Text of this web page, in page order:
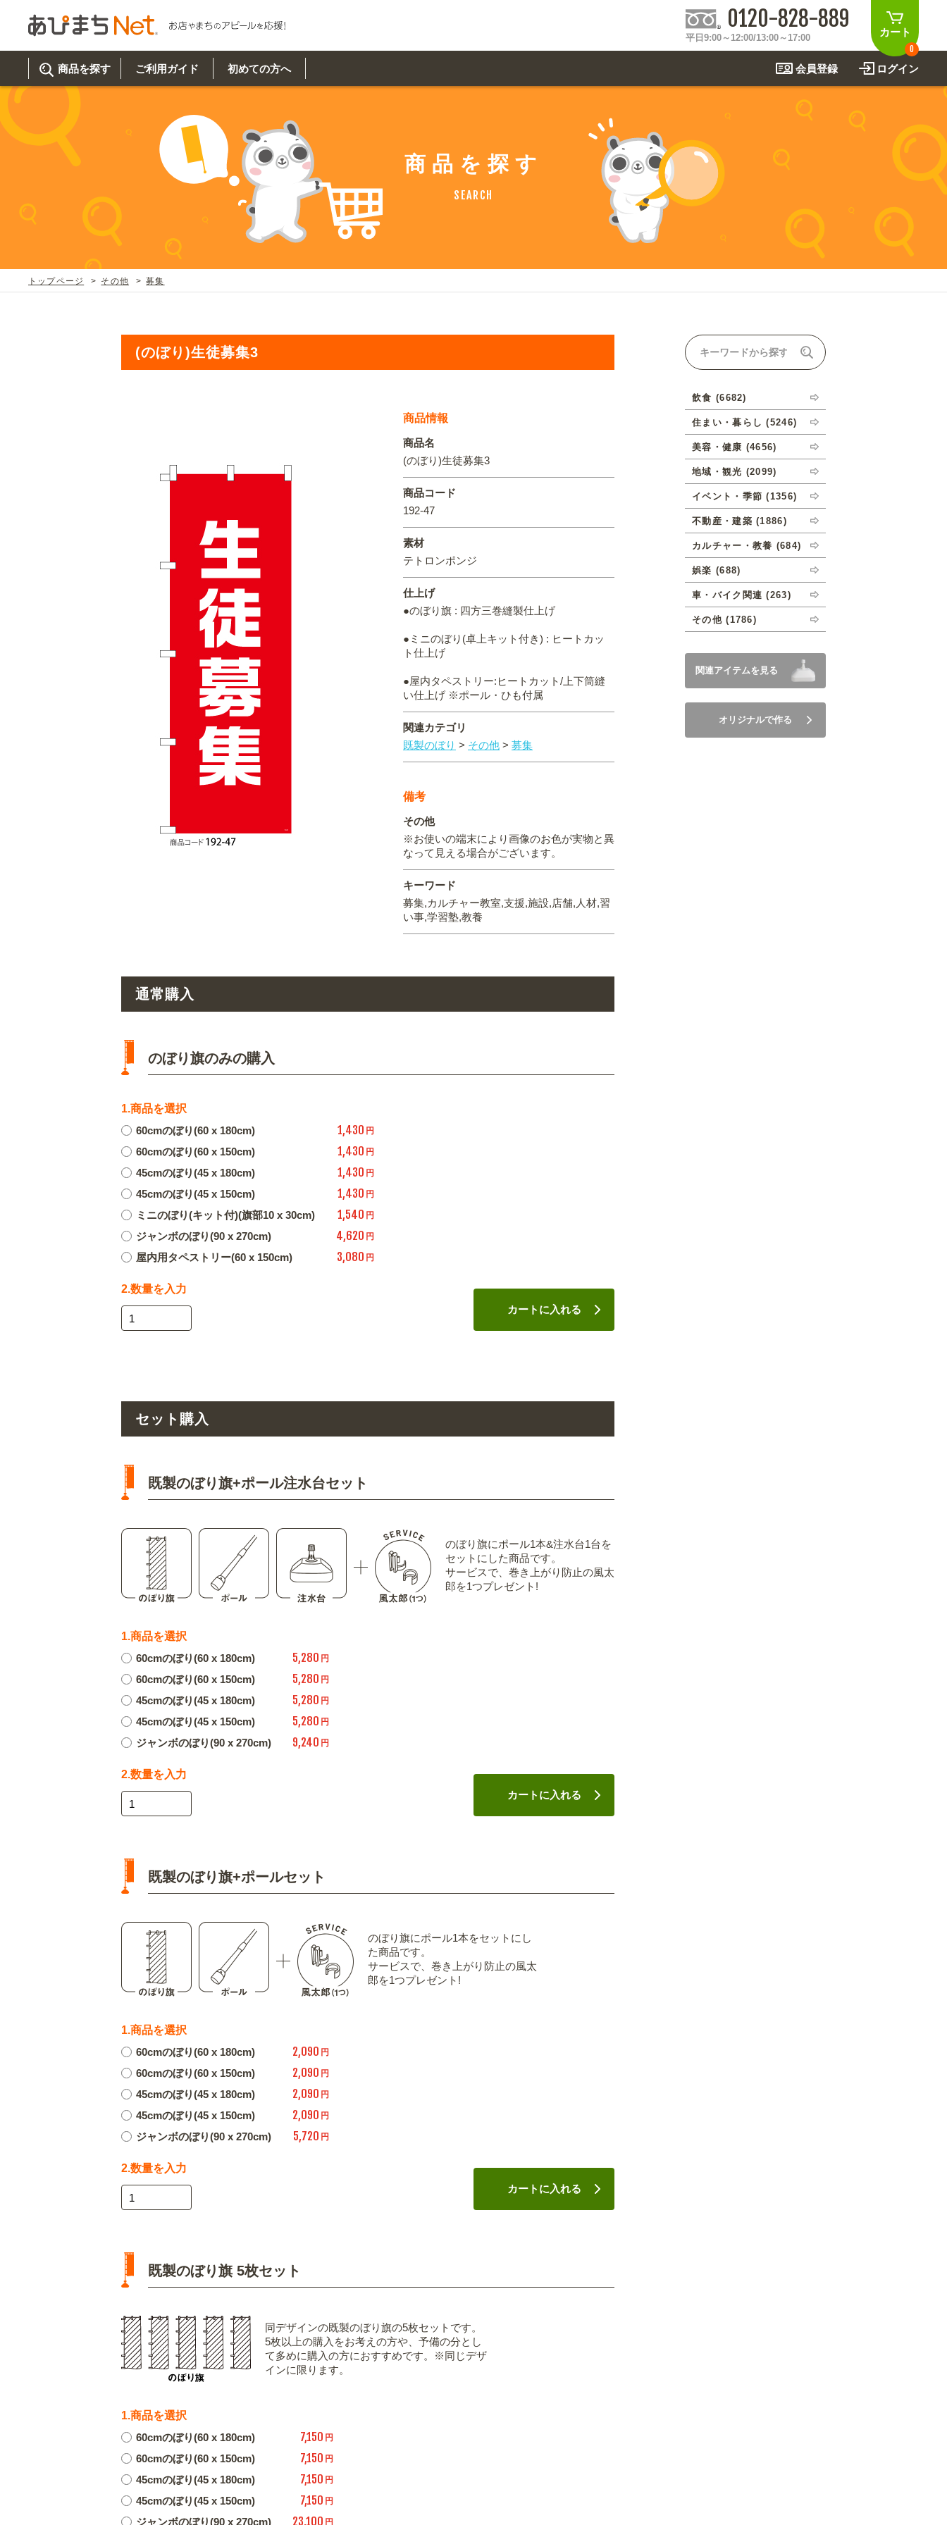
カート
0
0120-828-889
平日9:00～12:00/13:00～17:00
ログイン
会員登録
商品を探す
駐車場
住まい・暮らし
美容・健康 地域・観光
イベント・季節
カルチャー・教養 娯楽
関連アイテムを見る
オリジナルオーダーについて
ご利用ガイド
ご利用ガイド トップ
取り扱い商品一覧
既製デザイン商品注文方法
お届け納期と配送方法
初めての方へ
初めての方へ トップ
商品について
お客様の声
オリジナルオーダー制作事例
商品を探す
SEARCH
トップページ その他 募集
(のぼり)生徒募集3
商品情報
商品名
(のぼり)生徒募集3
商品コード
192-47
素材
テトロンポンジ
仕上げ
●のぼり旗 : 四方三巻縫製仕上げ
●ミニのぼり(卓上キット付き) : ヒートカッ
ト仕上げ
●屋内タペストリー:ヒートカット/上下筒縫
い仕上げ ※ポール・ひも付属
関連カテゴリ
既製のぼり > その他 > 募集
備考
その他
※お使いの端末により画像のお色が実物と異
なって見える場合がございます。
キーワード
募集,カルチャー教室,支援,施設,店舗,人材,習
い事,学習塾,教養
通常購入
のぼり旗のみの購入
1.商品を選択
60cmのぼり(60 x 180cm)
1,430 円
60cmのぼり(60 x 150cm) 1,430 円
45cmのぼり(45 x 180cm) 1,430 円
45cmのぼり(45 x 150cm) 1,430 円
ミニのぼり(キット付)(旗部10 x 30cm) 1,540 円
ジャンボのぼり(90 x 270cm) 4,620 円
屋内用タペストリー(60 x 150cm) 3,080 円
2.数量を入力
カートに入れる
セット購入
既製のぼり旗+ポール注水台セット
のぼり旗にポール1本&注水台1台を
セットにした商品です。
サービスで、巻き上がり防止の風太
郎を1つプレゼント!
1.商品を選択
60cmのぼり(60 x 180cm)
5,280 円
60cmのぼり(60 x 150cm) 5,280 円
45cmのぼり(45 x 180cm) 5,280 円
45cmのぼり(45 x 150cm) 5,280 円
ジャンボのぼり(90 x 270cm) 9,240 円
2.数量を入力
カートに入れる
既製のぼり旗+ポールセット
のぼり旗にポール1本をセットにし
た商品です。
サービスで、巻き上がり防止の風太
郎を1つプレゼント!
1.商品を選択
60cmのぼり(60 x 180cm)
2,090 円
60cmのぼり(60 x 150cm) 2,090 円
45cmのぼり(45 x 180cm) 2,090 円
45cmのぼり(45 x 150cm) 2,090 円
ジャンボのぼり(90 x 270cm) 5,720 円
2.数量を入力
カートに入れる
既製のぼり旗 5枚セット
同デザインの既製のぼり旗の5枚セットです。
5枚以上の購入をお考えの方や、予備の分とし
て多めに購入の方におすすめです。※同じデザ
インに限ります。
1.商品を選択
60cmのぼり(60 x 180cm)
7,150 円
60cmのぼり(60 x 150cm) 7,150 円
45cmのぼり(45 x 180cm) 7,150 円
45cmのぼり(45 x 150cm) 7,150 円
ジャンボのぼり(90 x 270cm) 23,100 円
飲食 (6682)
住まい・暮らし (5246)
美容・健康 (4656)
地域・観光 (2099)
イベント・季節 (1356)
不動産・建築 (1886)
カルチャー・教養 (684)
娯楽 (688)
車・バイク関連 (263)
その他 (1786)
関連アイテムを見る
オリジナルで作る